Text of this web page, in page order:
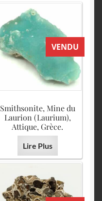
VENDU
Smithsonite, Mine du
Laurion (Laurium),
Attique, Grèce.
Lire Plus